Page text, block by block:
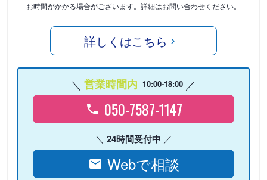
お時間がかかる場合がございます。詳細はお問い合わせください。
詳しくはこちら
営業時間内 10:00-18:00
050-7587-1147
24時間受付中
Webで相談